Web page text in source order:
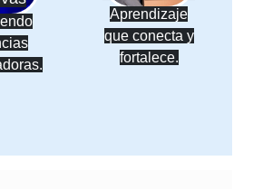
Aprendizaje
que conecta y
fortalece.